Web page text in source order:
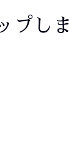
プしま